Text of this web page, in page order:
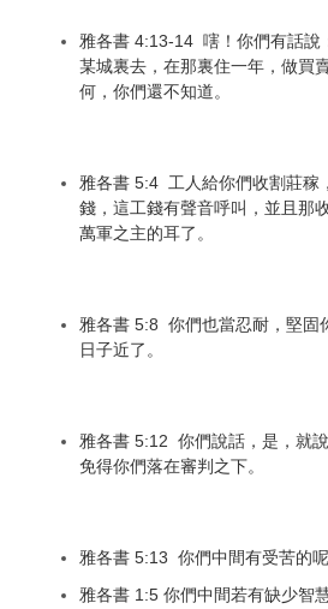
雅各書 4:13-14 嗐！你們有話說
某城裏去，在那裏住一年，做買
何，你們還不知道。
雅各書 5:4 工人給你們收割莊稼
錢，這工錢有聲音呼叫，並且那
萬軍之主的耳了。
雅各書 5:8 你們也當忍耐，堅固
日子近了。
雅各書 5:12 你們說話，是，就
免得你們落在審判之下。
雅各書 5:13 你們中間有受苦的呢
雅各書 1:5 你們中間若有缺少智